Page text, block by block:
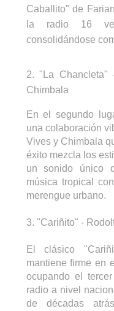
Caballito" de
la radio 16
consolidándose
2. "La Chancleta"
Chimbala
En el segundo
una colaboración
Vives y Chimbala
éxito mezcla los
un sonido único
música tropical
merengue urbano.
3. "Cariñito" -
El clásico
mantiene firme en
ocupando el
radio a nivel
de décadas